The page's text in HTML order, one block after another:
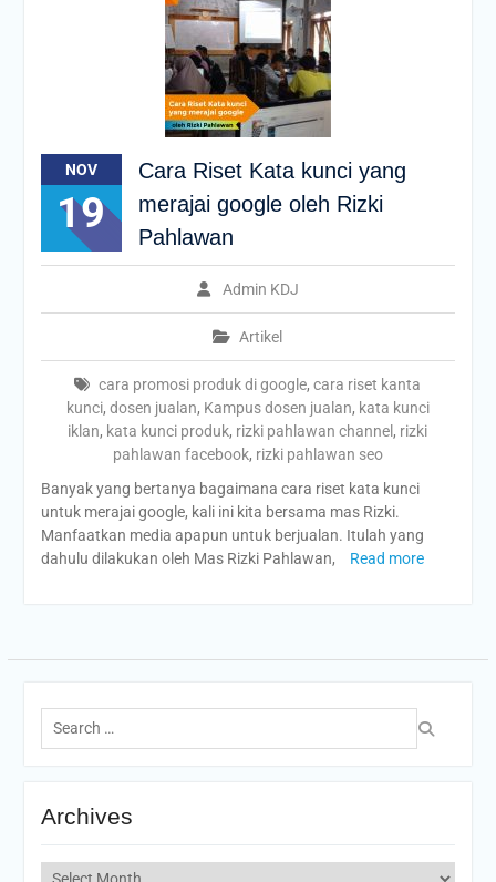
NOV
19
Cara Riset Kata kunci yang
merajai google oleh Rizki
Pahlawan
Admin KDJ
Artikel
cara promosi produk di google,cara riset kanta
kunci, dosen jualan, Kampus dosen jualan, kata kunci
iklan, kata kunci produk, rizki pahlawan channel , rizki
pahlawan facebook, rizki pahlawan seo
Banyak yang bertanya bagaimana cara riset kata kunci
untuk merajai google, kali ini kita bersama mas Rizki.
Manfaatkan media apapun untuk berjualan. Itulah yang
dahulu dilakukan oleh Mas Rizki Pahlawan,
Read more
Search
for:
Archives
Archives